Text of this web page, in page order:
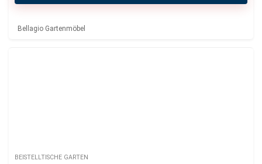
Bellagio Gartenmöbel
BEISTELLTISCHE GARTEN